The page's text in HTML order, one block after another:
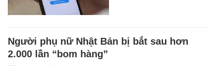
Người phụ nữ Nhật Bản bị bắt sau hơn
2.000 lần “bom hàng”